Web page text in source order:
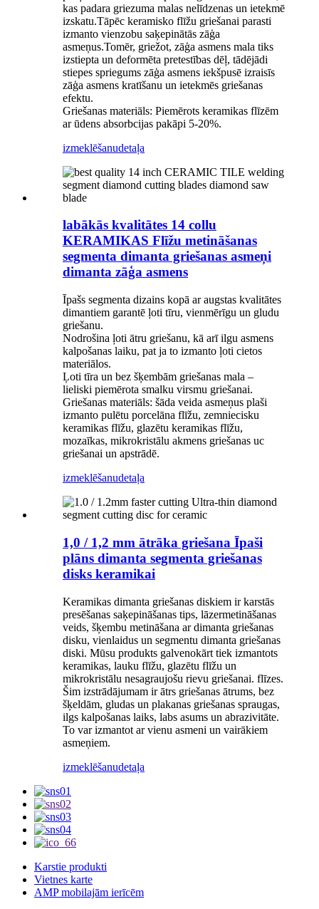
kas padara griezuma malas nelīdzenas un ietekmē
izskatu.Tāpēc keramisko flīžu griešanai parasti
izmanto vienzobu saķepinātās zāģa
asmeņus.Tomēr, griežot, zāģa asmens mala tiks
izstiepta un deformēta pretestības dēļ, tādējādi
stiepes spriegums zāģa asmens iekšpusē izraisīs
zāģa asmens kratīšanu un ietekmēs griešanas
efektu.
Griešanas materiāls: Piemērots keramikas flīzēm
ar ūdens absorbcijas pakāpi 5-20%.
izmeklēšanudetaļa
labākās kvalitātes 14 collu
KERAMIKAS Flīžu metināšanas
segmenta dimanta griešanas asmeņi
dimanta zāģa asmens
Īpašs segmenta dizains kopā ar augstas kvalitātes
dimantiem garantē ļoti tīru, vienmērīgu un gludu
griešanu.
Nodrošina ļoti ātru griešanu, kā arī ilgu asmens
kalpošanas laiku, pat ja to izmanto ļoti cietos
materiālos.
Ļoti tīra un bez šķembām griešanas mala –
lieliski piemērota smalku virsmu griešanai.
Griešanas materiāls: šāda veida asmeņus plaši
izmanto pulētu porcelāna flīžu, zemniecisku
keramikas flīžu, glazētu keramikas flīžu,
mozaīkas, mikrokristālu akmens griešanas uc
griešanai un apstrādē.
izmeklēšanudetaļa
1,0 / 1,2 mm ātrāka griešana Īpaši
plāns dimanta segmenta griešanas
disks keramikai
Keramikas dimanta griešanas diskiem ir karstās
presēšanas saķepināšanas tips, lāzermetināšanas
veids, šķembu metināšana ar dimanta griešanas
disku, vienlaidus un segmentu dimanta griešanas
diski. Mūsu produkts galvenokārt tiek izmantots
keramikas, lauku flīžu, glazētu flīžu un
mikrokristālu nesagraujošu rievu griešanai. flīzes.
Šim izstrādājumam ir ātrs griešanas ātrums, bez
šķeldām, gludas un plakanas griešanas spraugas,
ilgs kalpošanas laiks, labs asums un abrazivitāte.
To var izmantot ar vienu asmeni un vairākiem
asmeņiem.
izmeklēšanudetaļa
Karstie produkti
Vietnes karte
AMP mobilajām ierīcēm